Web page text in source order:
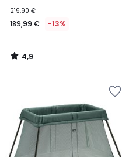
219,90 €
189,99 € -13%
4,9
/